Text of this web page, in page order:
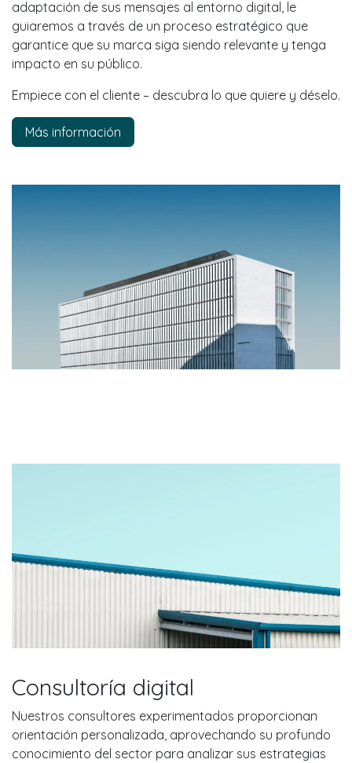
adaptación de sus mensajes al entorno digital, le
guiaremos a través de un proceso estratégico que
garantice que su marca siga siendo relevante y tenga
impacto en su público.
Empiece con el cliente – descubra lo que quiere y déselo.
Más información
Consultoría digital
Nuestros consultores experimentados proporcionan
orientación personalizada, aprovechando su profundo
conocimiento del sector para analizar sus estrategias